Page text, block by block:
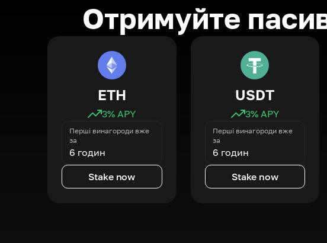
Отримуйте
ETH
3% APY
Перші винагороди вже
за
6 годин
Stake now
USDT
3% APY
Перші винагороди вже
за
6 годин
Stake now